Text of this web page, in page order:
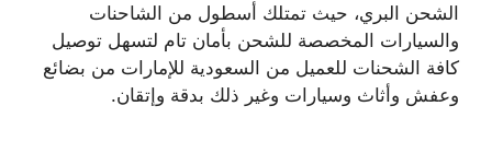
الشحن البري، حيث تمتلك أسطول من الشاحنات
والسيارات المخصصة للشحن بأمان تام لتسهل توصيل
كافة الشحنات للعميل من السعودية للإمارات من بضائع
وعفش وأثاث وسيارات وغير ذلك بدقة وإتقان.